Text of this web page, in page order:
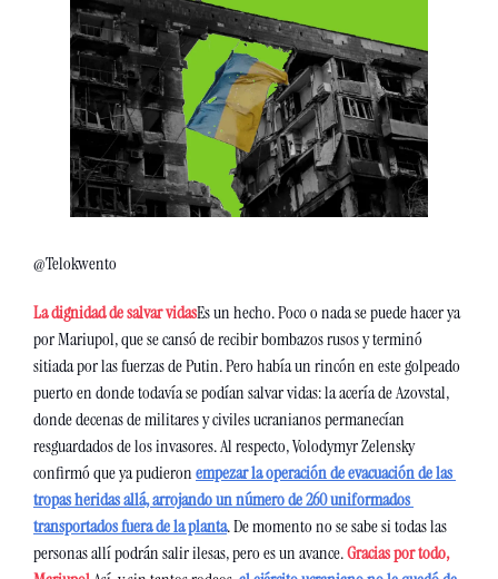
@Telokwento
La dignidad de salvar vidasEs un hecho. Poco o nada se puede hacer ya
por Mariupol, que se cansó de recibir bombazos rusos y terminó
sitiada por las fuerzas de Putin. Pero había un rincón en este golpeado
puerto en donde todavía se podían salvar vidas: la acería de Azovstal,
donde decenas de militares y civiles ucranianos permanecían
resguardados de los invasores. Al respecto, Volodymyr Zelensky
confirmó que ya pudieronempezar la operación de evacuación de las
tropas heridas allá, arrojando un número de 260 uniformados
transportados fuera de la planta. De momento no se sabe si todas las
personas allí podrán salir ilesas, pero es un avance. Gracias por todo,